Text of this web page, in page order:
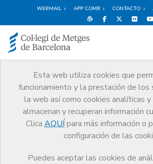
WEBMAIL APP COMB CONTACTO
Esta web utiliza cookies que
funcionamiento y la prestación de los
la web así como cookies analíticas
almacenan y recuperan información
Clica AQUÍ para más información o
configuración de las
Puedes aceptar las cookies de
Noticias